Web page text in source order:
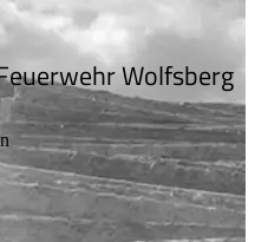
Wolfsberg